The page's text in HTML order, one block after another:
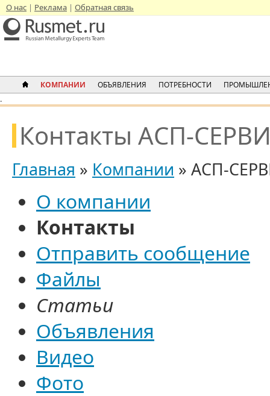
О нас Реклама Обратная связь
КОМПАНИИ ОБЪЯВЛЕНИЯ ПОТРЕБНОСТИ
.
Контакты АСП-
Главная » Компании » АСП-
О компании
Контакты
Отправить сообщение
Файлы
Статьи
Объявления
Видео
Фото